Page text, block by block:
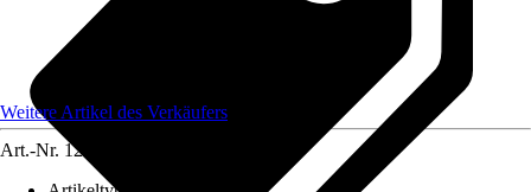
Weitere Artikel des Verkäufers
Art.-Nr. 12583253